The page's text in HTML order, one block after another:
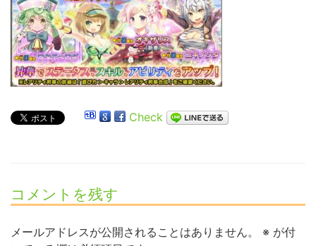
Check
コメントを残す
メールアドレスが公開されることはありません。 ※ が付